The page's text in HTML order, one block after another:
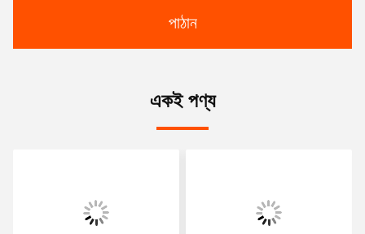
পাঠান
একই পণ্য